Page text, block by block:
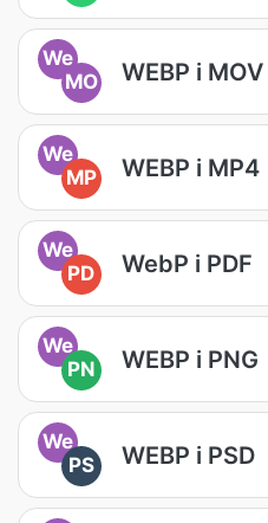
We
MO
WEBP i MOV
We
MP
WEBP i MP4
We
PD
WebP i PDF
We
PN
WEBP i PNG
We
PS
WEBP i PSD